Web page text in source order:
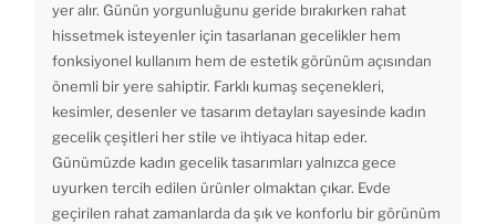
yer alır. Günün yorgunluğunu geride bırakırken rahat
hissetmek isteyenler için tasarlanan gecelikler hem
fonksiyonel kullanım hem de estetik görünüm açısından
önemli bir yere sahiptir. Farklı kumaş seçenekleri,
kesimler, desenler ve tasarım detayları sayesinde kadın
gecelik çeşitleri her stile ve ihtiyaca hitap eder.
Günümüzde kadın gecelik tasarımları yalnızca gece
uyurken tercih edilen ürünler olmaktan çıkar. Evde
geçirilen rahat zamanlarda da şık ve konforlu bir görünüm